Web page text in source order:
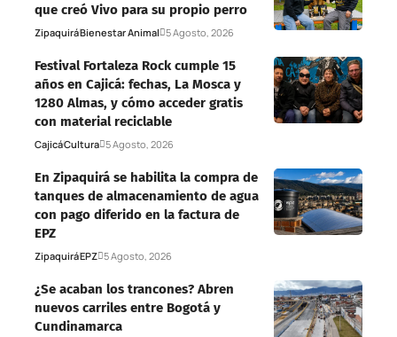
que creó Vivo para su propio perro
ZipaquiráBienestar Animal 5 Agosto, 2026
Festival Fortaleza Rock cumple 15
años en Cajicá: fechas, La Mosca y
1280 Almas, y cómo acceder gratis
con material reciclable
CajicáCultura 5 Agosto, 2026
En Zipaquirá se habilita la compra de
tanques de almacenamiento de agua
con pago diferido en la factura de
EPZ
ZipaquiráEPZ 5 Agosto, 2026
¿Se acaban los trancones? Abren
nuevos carriles entre Bogotá y
Cundinamarca